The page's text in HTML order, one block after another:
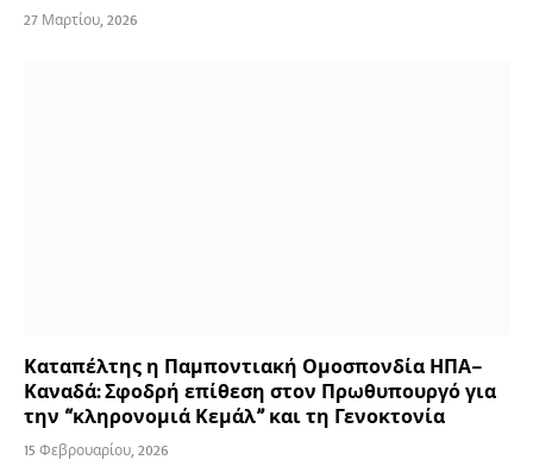
27 Μαρτίου, 2026
Καταπέλτης η Παμποντιακή Ομοσπονδία ΗΠΑ–
Καναδά: Σφοδρή επίθεση στον Πρωθυπουργό για
την “κληρονομιά Κεμάλ” και τη Γενοκτονία
15 Φεβρουαρίου, 2026